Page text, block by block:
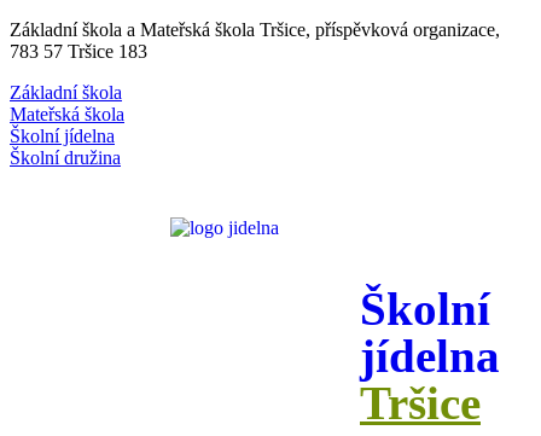
Základní škola a Mateřská škola Tršice, příspěvková organizace,
783 57 Tršice 183
Základní škola
Mateřská škola
Školní jídelna
Školní družina
Školní
jídelna
Tršice